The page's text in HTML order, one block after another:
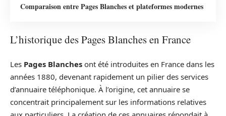
Comparaison entre Pages Blanches et plateformes modernes
L’historique des Pages Blanches en France
Les Pages Blanches ont été introduites en France dans les
années 1880, devenant rapidement un pilier des services
d’annuaire téléphonique. À l’origine, cet annuaire se
concentrait principalement sur les informations relatives